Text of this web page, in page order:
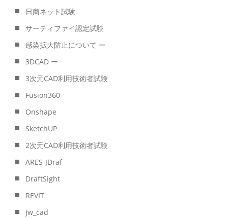
日商ネット試験
サーティファイ認定試験
感染拡大防止について ー
3DCAD ー
3次元CAD利用技術者試験
Fusion360
Onshape
SketchUP
2次元CAD利用技術者試験
ARES-JDraf
DraftSight
REVIT
Jw_cad